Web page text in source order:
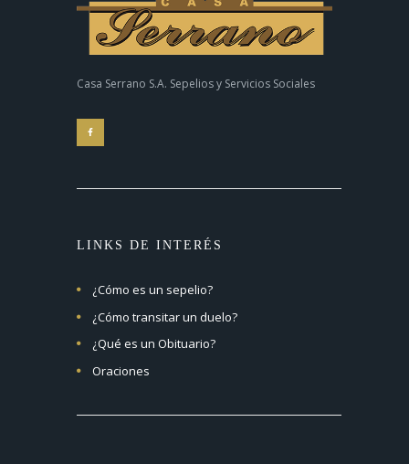
Casa Serrano S.A. Sepelios y Servicios Sociales
LINKS DE INTERÉS
¿Cómo es un sepelio?
¿Cómo transitar un duelo?
¿Qué es un Obituario?
Oraciones